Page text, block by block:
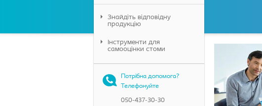
Знайдіть відповідну
продукцію
Інструменти для
самооцінки стоми
Потрібна допомога?
Телефонуйте
050-437-30-30